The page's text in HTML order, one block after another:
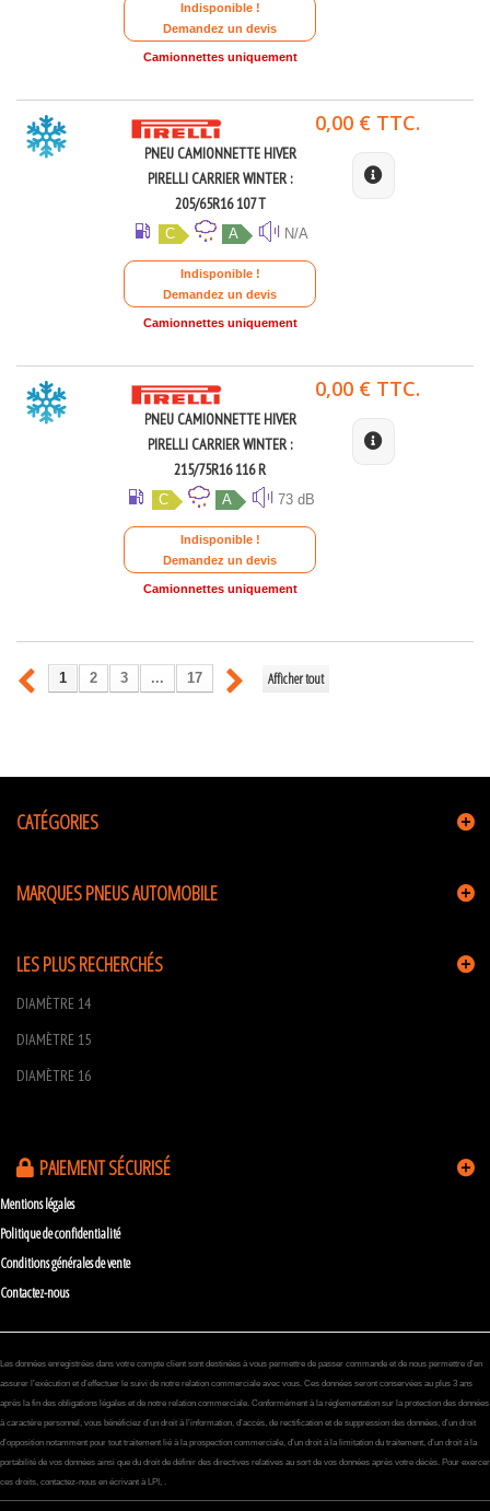
Indisponible !
Demandez un devis
Camionnettes uniquement
PNEU CAMIONNETTE HIVER
PIRELLI CARRIER WINTER :
205/65R16 107 T
C A N/A
Indisponible !
Demandez un devis
Camionnettes uniquement
0,00 € TTC.
PNEU CAMIONNETTE HIVER
PIRELLI CARRIER WINTER :
215/75R16 116 R
C A 73 dB
Indisponible !
Demandez un devis
Camionnettes uniquement
0,00 € TTC.
Afficher tout
1 2 3 ... 17
CATÉGORIES
MARQUES PNEUS AUTOMOBILE
LES PLUS RECHERCHÉS
DIAMÈTRE 14
DIAMÈTRE 15
DIAMÈTRE 16
PAIEMENT SÉCURISÉ
Mentions légales
Politique de confidentialité
Conditions générales de vente
Contactez-nous
Les données enregistrées dans votre compte client sont destinées à vous permettre de passer commande et de nous permettre d’en
assurer l’exécution et d’effectuer le suivi de notre relation commerciale avec vous. Ces données seront conservées au plus 3 ans
après la fin des obligations légales et de notre relation commerciale. Conformément à la réglementation sur la protection des données
à caractère personnel, vous bénéficiez d’un droit à l’information, d’accès, de rectification et de suppression des données, d’un droit
d’opposition notamment pour tout traitement lié à la prospection commerciale, d’un droit à la limitation du traitement, d’un droit à la
portabilité de vos données ainsi que du droit de définir des directives relatives au sort de vos données après votre décès. Pour exercer
ces droits, contactez-nous en écrivant à LPI, .